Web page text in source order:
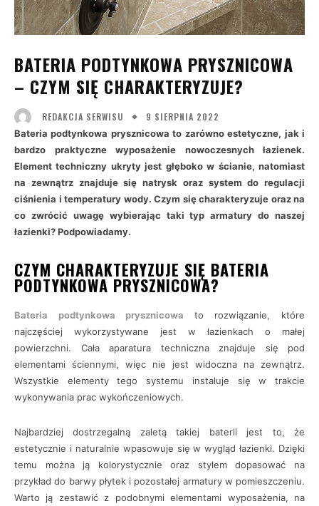
BATERIA PODTYNKOWA PRYSZNICOWA
– CZYM SIĘ CHARAKTERYZUJE?
REDAKCJA SERWISU 9 SIERPNIA 2022
Bateria podtynkowa prysznicowa to zarówno estetyczne, jak i
bardzo praktyczne wyposażenie nowoczesnych łazienek.
Element techniczny ukryty jest głęboko w ścianie, natomiast
na zewnątrz znajduje się natrysk oraz system do regulacji
ciśnienia i temperatury wody. Czym się charakteryzuje oraz na
co zwrócić uwagę wybierając taki typ armatury do naszej
łazienki? Podpowiadamy.
CZYM CHARAKTERYZUJE SIĘ BATERIA
PODTYNKOWA PRYSZNICOWA?
Bateria podtynkowa prysznicowa
to rozwiązanie, które
najczęściej wykorzystywane jest w łazienkach o małej
powierzchni. Cała aparatura techniczna znajduje się pod
elementami ściennymi, więc nie jest widoczna na zewnątrz.
Wszystkie elementy tego systemu instaluje się w trakcie
wykonywania prac wykończeniowych.
Najbardziej dostrzegalną zaletą takiej baterii jest to, że
estetycznie i naturalnie wpasowuje się w wygląd łazienki. Dzięki
temu można ją kolorystycznie oraz stylem dopasować na
przykład do barwy płytek i pozostałej armatury w pomieszczeniu.
Warto ją zestawić z podobnymi elementami wyposażenia, na